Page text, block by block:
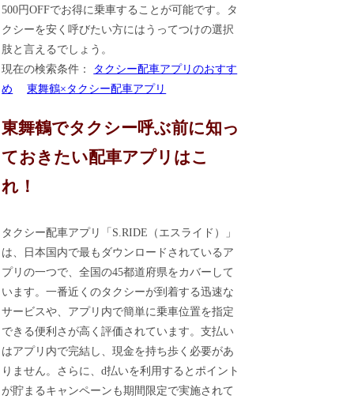
500円OFFでお得に乗車することが可能です。タ
クシーを安く呼びたい方にはうってつけの選択
肢と言えるでしょう。
現在の検索条件：
タクシー配車アプリのおすす
め
東舞鶴×タクシー配車アプリ
東舞鶴でタクシー呼ぶ前に知っ
ておきたい配車アプリはこ
れ！
タクシー配車アプリ「S.RIDE（エスライド）」
は、日本国内で最もダウンロードされているア
プリの一つで、全国の45都道府県をカバーして
います。一番近くのタクシーが到着する迅速な
サービスや、アプリ内で簡単に乗車位置を指定
できる便利さが高く評価されています。支払い
はアプリ内で完結し、現金を持ち歩く必要があ
りません。さらに、d払いを利用するとポイント
が貯まるキャンペーンも期間限定で実施されて